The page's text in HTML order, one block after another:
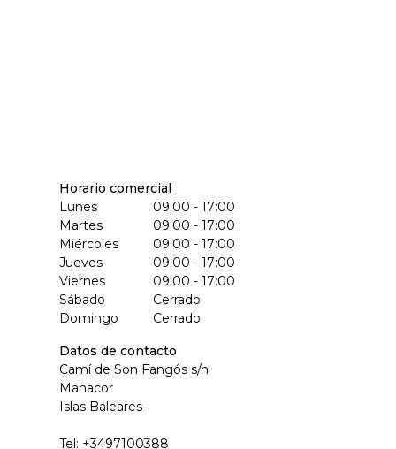
Horario comercial
Lunes
09:00 - 17:00
Martes
09:00 - 17:00
Miércoles
09:00 - 17:00
Jueves
09:00 - 17:00
Viernes
09:00 - 17:00
Sábado
Cerrado
Domingo
Cerrado
Datos de contacto
Camí de Son Fangós s/n
Manacor
Islas Baleares
Tel: +3497100388